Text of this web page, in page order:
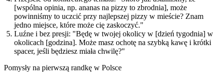
[wspólna opinia, np. ananas na pizzy to zbrodnia], może
powinniśmy to uczcić przy najlepszej pizzy w mieście? Znam
jedno miejsce, które może cię zaskoczyć."
Luźne i bez presji: "Będę w twojej okolicy w [dzień tygodnia] w
okolicach [godzina]. Może masz ochotę na szybką kawę i krótki
spacer, jeśli będziesz miała chwilę?"
Pomysły na pierwszą randkę w Polsce